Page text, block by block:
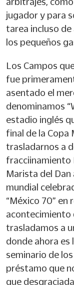
jugador y para
tarea incluso
los pequeños
Los Campos
fue
asentado el
denominamos
estadio inglés
final de la Copa
trasladarnos a
fracciinamiento
Marista del Dan
mundial
“México 70” en
acontecimiento
trasladamos a
donde ahora es
seminario de
préstamo que
que